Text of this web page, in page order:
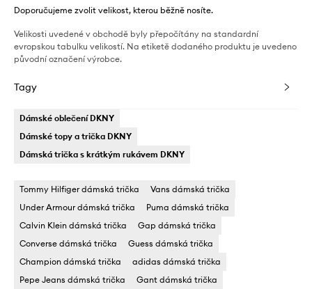
Doporučujeme zvolit velikost, kterou běžně nosíte.
Velikosti uvedené v obchodě byly přepočítány na standardní
evropskou tabulku velikostí. Na etiketě dodaného produktu je uvedeno
původní označení výrobce.
Tagy
Dámské oblečení DKNY
Dámské topy a trička DKNY
Dámská trička s krátkým rukávem DKNY
Tommy Hilfiger dámská trička
Vans dámská trička
Under Armour dámská trička
Puma dámská trička
Calvin Klein dámská trička
Gap dámská trička
Converse dámská trička
Guess dámská trička
Champion dámská trička
adidas dámská trička
Pepe Jeans dámská trička
Gant dámská trička